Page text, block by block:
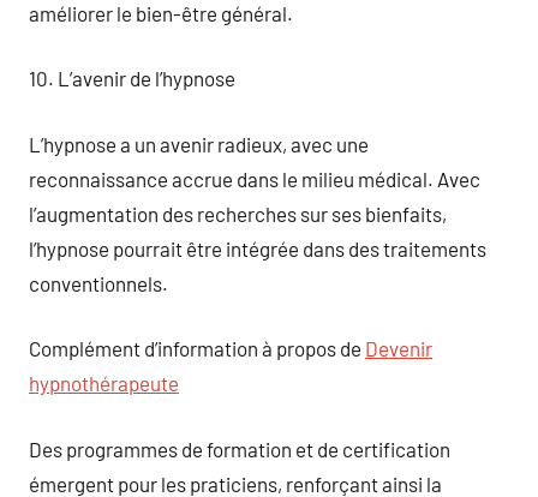
améliorer le bien-être général.
10. L’avenir de l’hypnose
L’hypnose a un avenir radieux, avec une
reconnaissance accrue dans le milieu médical. Avec
l’augmentation des recherches sur ses bienfaits,
l’hypnose pourrait être intégrée dans des traitements
conventionnels.
Complément d’information à propos de Devenir
hypnothérapeute
Des programmes de formation et de certification
émergent pour les praticiens, renforçant ainsi la